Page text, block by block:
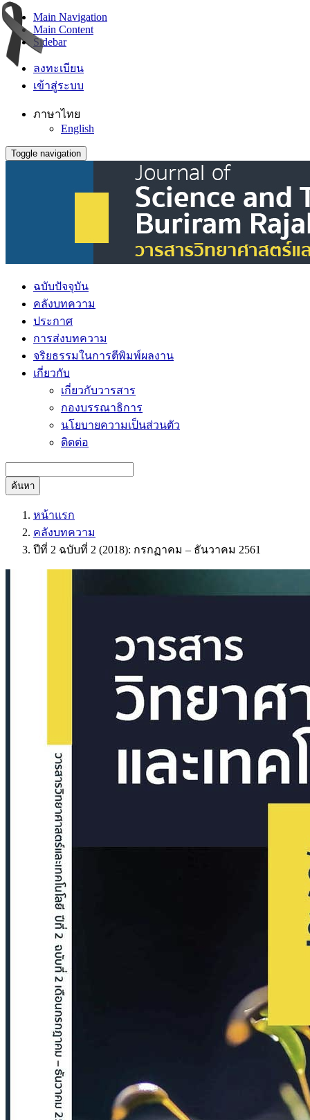
Main Navigation
Main Content
Sidebar
ลงทะเบียน
เข้าสู่ระบบ
ภาษาไทย
English
Toggle navigation
ฉบับปัจจุบัน
คลังบทความ
ประกาศ
การส่งบทความ
จริยธรรมในการตีพิมพ์ผลงาน
เกี่ยวกับ
เกี่ยวกับวารสาร
กองบรรณาธิการ
นโยบายความเป็นส่วนตัว
ติดต่อ
ค้นหา
หน้าแรก
คลังบทความ
ปีที่ 2 ฉบับที่ 2 (2018): กรกฏาคม – ธันวาคม 2561